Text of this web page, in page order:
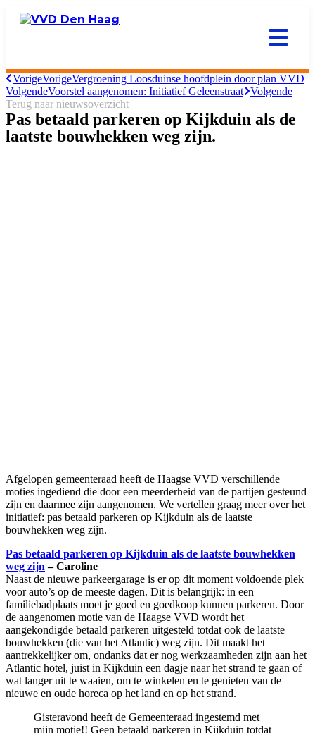
VorigeVorigeVergroening Loosduinse hoofdplein door plan VVD
VolgendeVoorstel aangenomen: Initiatief Geleenstraat Volgende
Terug naar nieuwsoverzicht
Pas betaald parkeren op Kijkduin als de
laatste bouwhekken weg zijn.
Afgelopen gemeenteraad heeft de Haagse VVD verschillende
moties ingediend die door een meerderheid van de partijen gesteund
zijn en daarmee zijn aangenomen. We vertellen graag meer over het
initiatief: pas betaald parkeren op Kijkduin als de laatste
bouwhekken weg zijn.
Pas betaald parkeren op Kijkduin als de laatste bouwhekken
weg zijn – Caroline
Naast de nieuwe parkeergarage is er op dit moment voldoende plek
voor auto’s op de meeste dagen. Dit is belangrijk: in een
familiebadplaats moet je goed en goedkoop kunnen parkeren. Door
de aangenomen motie van de Haagse VVD wordt het
aangekondigde betaald parkeren uitgesteld totdat ook de laatste
bouwhekken (die van het Atlantic) weg zijn. Dit maakt het
aantrekkelijker om, ondanks dat er nog werkzaamheden zijn aan het
Atlantic hotel, juist in Kijkduin een dagje naar het strand te gaan of
wat langer uit te waaien, om te winkelen en te genieten van de
nieuwe en oude horeca op het land en op het strand.
Gisteravond heeft de Gemeenteraad ingestemd met
mijn motie!! Geen betaald parkeren in Kijkduin totdat